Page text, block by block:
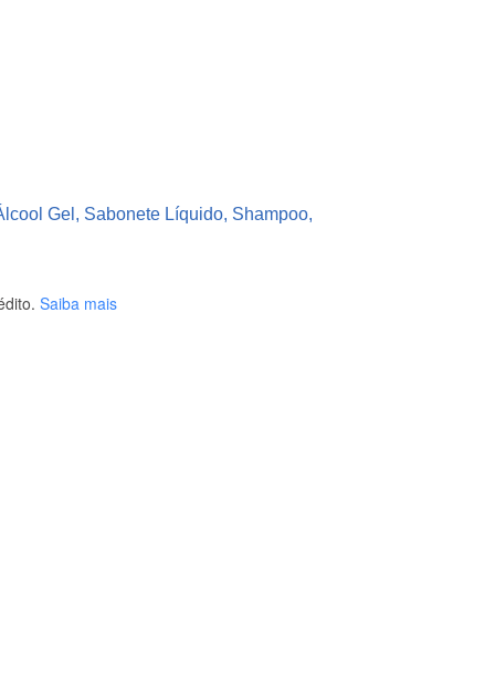
Gel, Sabonete Líquido, Shampoo,
Saiba mais